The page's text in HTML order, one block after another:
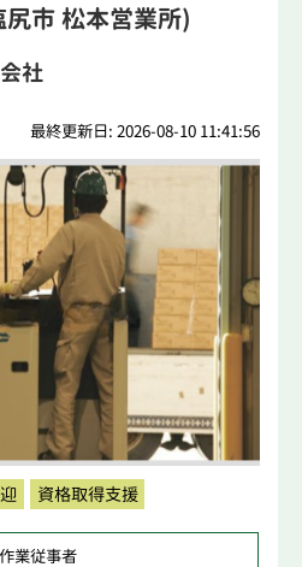
市 松本営業所)
社
最終更新日: 2026-08-10 11:41:56
資格取得支援
業従事者